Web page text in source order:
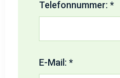
Telefonnummer: *
E-Mail: *